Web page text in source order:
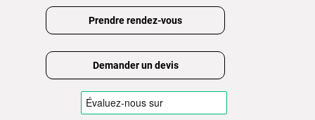
Prendre rendez-vous
Demander un devis